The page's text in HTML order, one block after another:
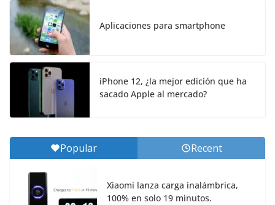
Aplicaciones para smartphone
iPhone 12, ¿la mejor edición que ha
sacado Apple al mercado?
Popular Recent
Xiaomi lanza carga inalámbrica,
100% en solo 19 minutos.